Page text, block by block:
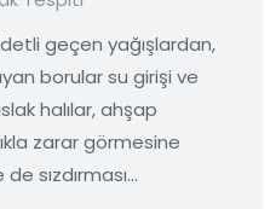
geçen yağışlardan,
borular su girişi ve
halılar, ahşap
zarar görmesine
sızdırması…